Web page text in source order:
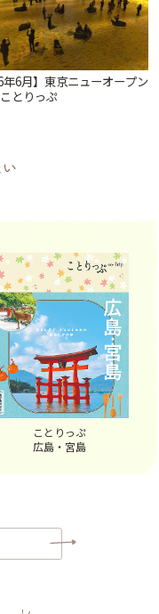
年6月】東京ニューオープン
とりっぷ
ことりっぷ
広島・宮島